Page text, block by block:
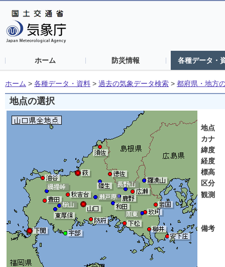
ホーム 防災情報 各種データ・
ホーム > 各種データ・資料 > 過去の気象データ検索 > 都府県・地方
地点の選択
地点
カナ
緯度
経度
標高
区分
観測
備考